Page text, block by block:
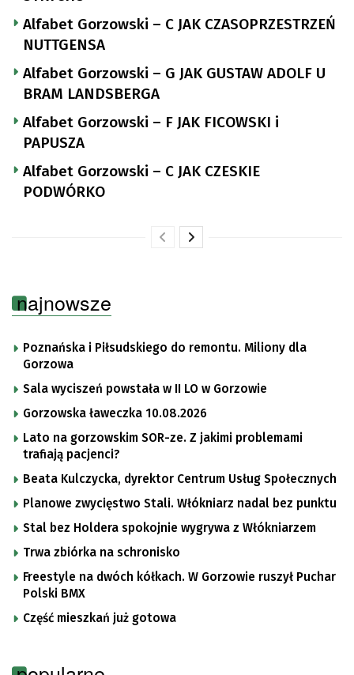
Alfabet Gorzowski – C JAK CZASOPRZESTRZEŃ
NUTTGENSA
Alfabet Gorzowski – G JAK GUSTAW ADOLF U
BRAM LANDSBERGA
Alfabet Gorzowski – F JAK FICOWSKI i
PAPUSZA
Alfabet Gorzowski – C JAK CZESKIE
PODWÓRKO
najnowsze
Poznańska i Piłsudskiego do remontu. Miliony dla
Gorzowa
Sala wyciszeń powstała w II LO w Gorzowie
Gorzowska ławeczka 10.08.2026
Lato na gorzowskim SOR-ze. Z jakimi problemami
trafiają pacjenci?
Beata Kulczycka, dyrektor Centrum Usług Społecznych
Planowe zwycięstwo Stali. Włókniarz nadal bez punktu
Stal bez Holdera spokojnie wygrywa z Włókniarzem
Trwa zbiórka na schronisko
Freestyle na dwóch kółkach. W Gorzowie ruszył Puchar
Polski BMX
Część mieszkań już gotowa